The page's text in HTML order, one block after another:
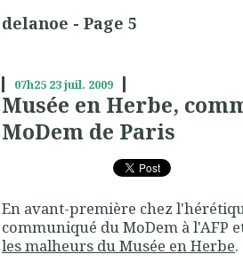
delanoe - Page 5
07h25 23juil. 2009
Musée en Herbe,
MoDem de Paris
En avant-première chez
communiqué du MoDem à l'AFP
les malheurs du Musée en Herbe.